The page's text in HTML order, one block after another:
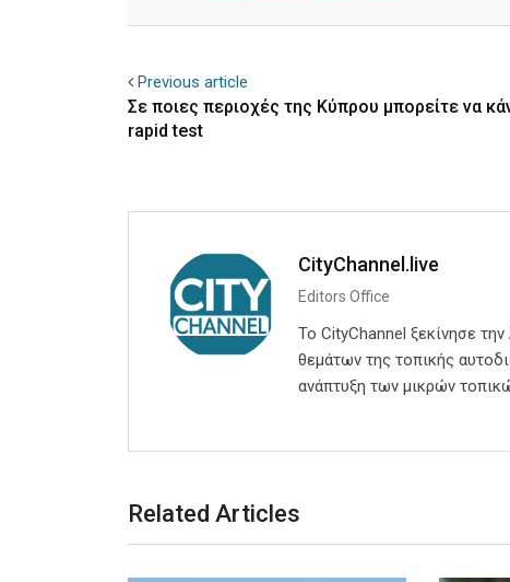
Previous article
Σε ποιες περιοχές της Κύπρου μπορείτε να
rapid test
CityChannel.live
Editors Office
Το CityChannel ξεκίνησε
θεμάτων της τοπικής
ανάπτυξη των μικρών
Related Articles